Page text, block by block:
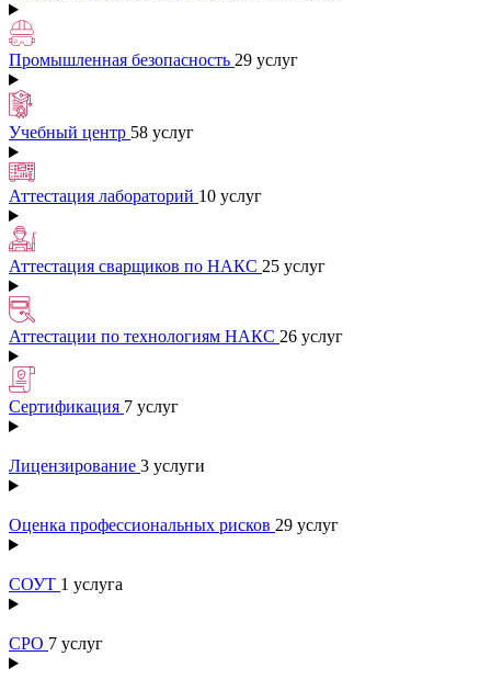
Промышленная безопасность 29 услуг
Учебный центр 58 услуг
Аттестация лабораторий 10 услуг
Аттестация сварщиков по НАКС 25 услуг
Аттестации по технологиям НАКС 26 услуг
Сертификация 7 услуг
Лицензирование 3 услуги
Оценка профессиональных рисков 29 услуг
СОУТ 1 услуга
СРО 7 услуг